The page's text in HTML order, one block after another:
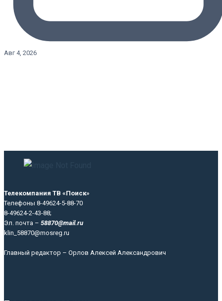
Авг 4, 2026
Телекомпания ТВ «Поиск»
Телефоны 8-49624-5-88-70
8-49624-2-43-88;
Эл. почта – 58870@mail.ru
klin_58870@mosreg.ru
Главный редактор – Орлов Алексей Александрович